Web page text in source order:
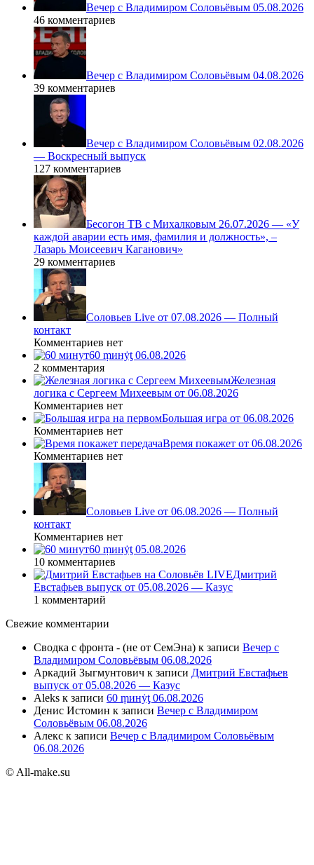
Вечер с Владимиром Соловьёвым 05.08.2026
46 комментариев
Вечер с Владимиром Соловьёвым 04.08.2026
39 комментариев
Вечер с Владимиром Соловьёвым 02.08.2026
— Воскресный выпуск
127 комментариев
Бесогон ТВ с Михалковым 26.07.2026 — «У
каждой аварии есть имя, фамилия и должность», –
Лазарь Моисеевич Каганович»
29 комментариев
Соловьев Live от 07.08.2026 — Полный
контакт
Комментариев нет
60 ṃинẏƫ 06.08.2026
2 комментария
Железная
логика с Сергеем Михеевым от 06.08.2026
Комментариев нет
Большая игра от 06.08.2026
Комментариев нет
Время покажет от 06.08.2026
Комментариев нет
Соловьев Live от 06.08.2026 — Полный
контакт
Комментариев нет
60 ṃинẏƫ 05.08.2026
10 комментариев
Дмитрий
Евстафьев выпуск от 05.08.2026 — Казус
1 комментарий
Свежие комментарии
Сводка с фронта - (не от СемЭна) к записи Вечер с
Владимиром Соловьёвым 06.08.2026
Аркадий Зыгмунтович к записи Дмитрий Евстафьев
выпуск от 05.08.2026 — Казус
Aleks к записи 60 ṃинẏƫ 06.08.2026
Денис Истомин к записи Вечер с Владимиром
Соловьёвым 06.08.2026
Алекс к записи Вечер с Владимиром Соловьёвым
06.08.2026
© All-make.su